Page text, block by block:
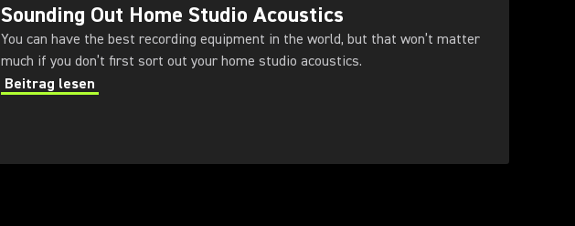
Sounding Out Home Studio Acoustics
You can have the best recording equipment in the world, but that won’t matter
much if you don’t first sort out your home studio acoustics.
Beitrag lesen